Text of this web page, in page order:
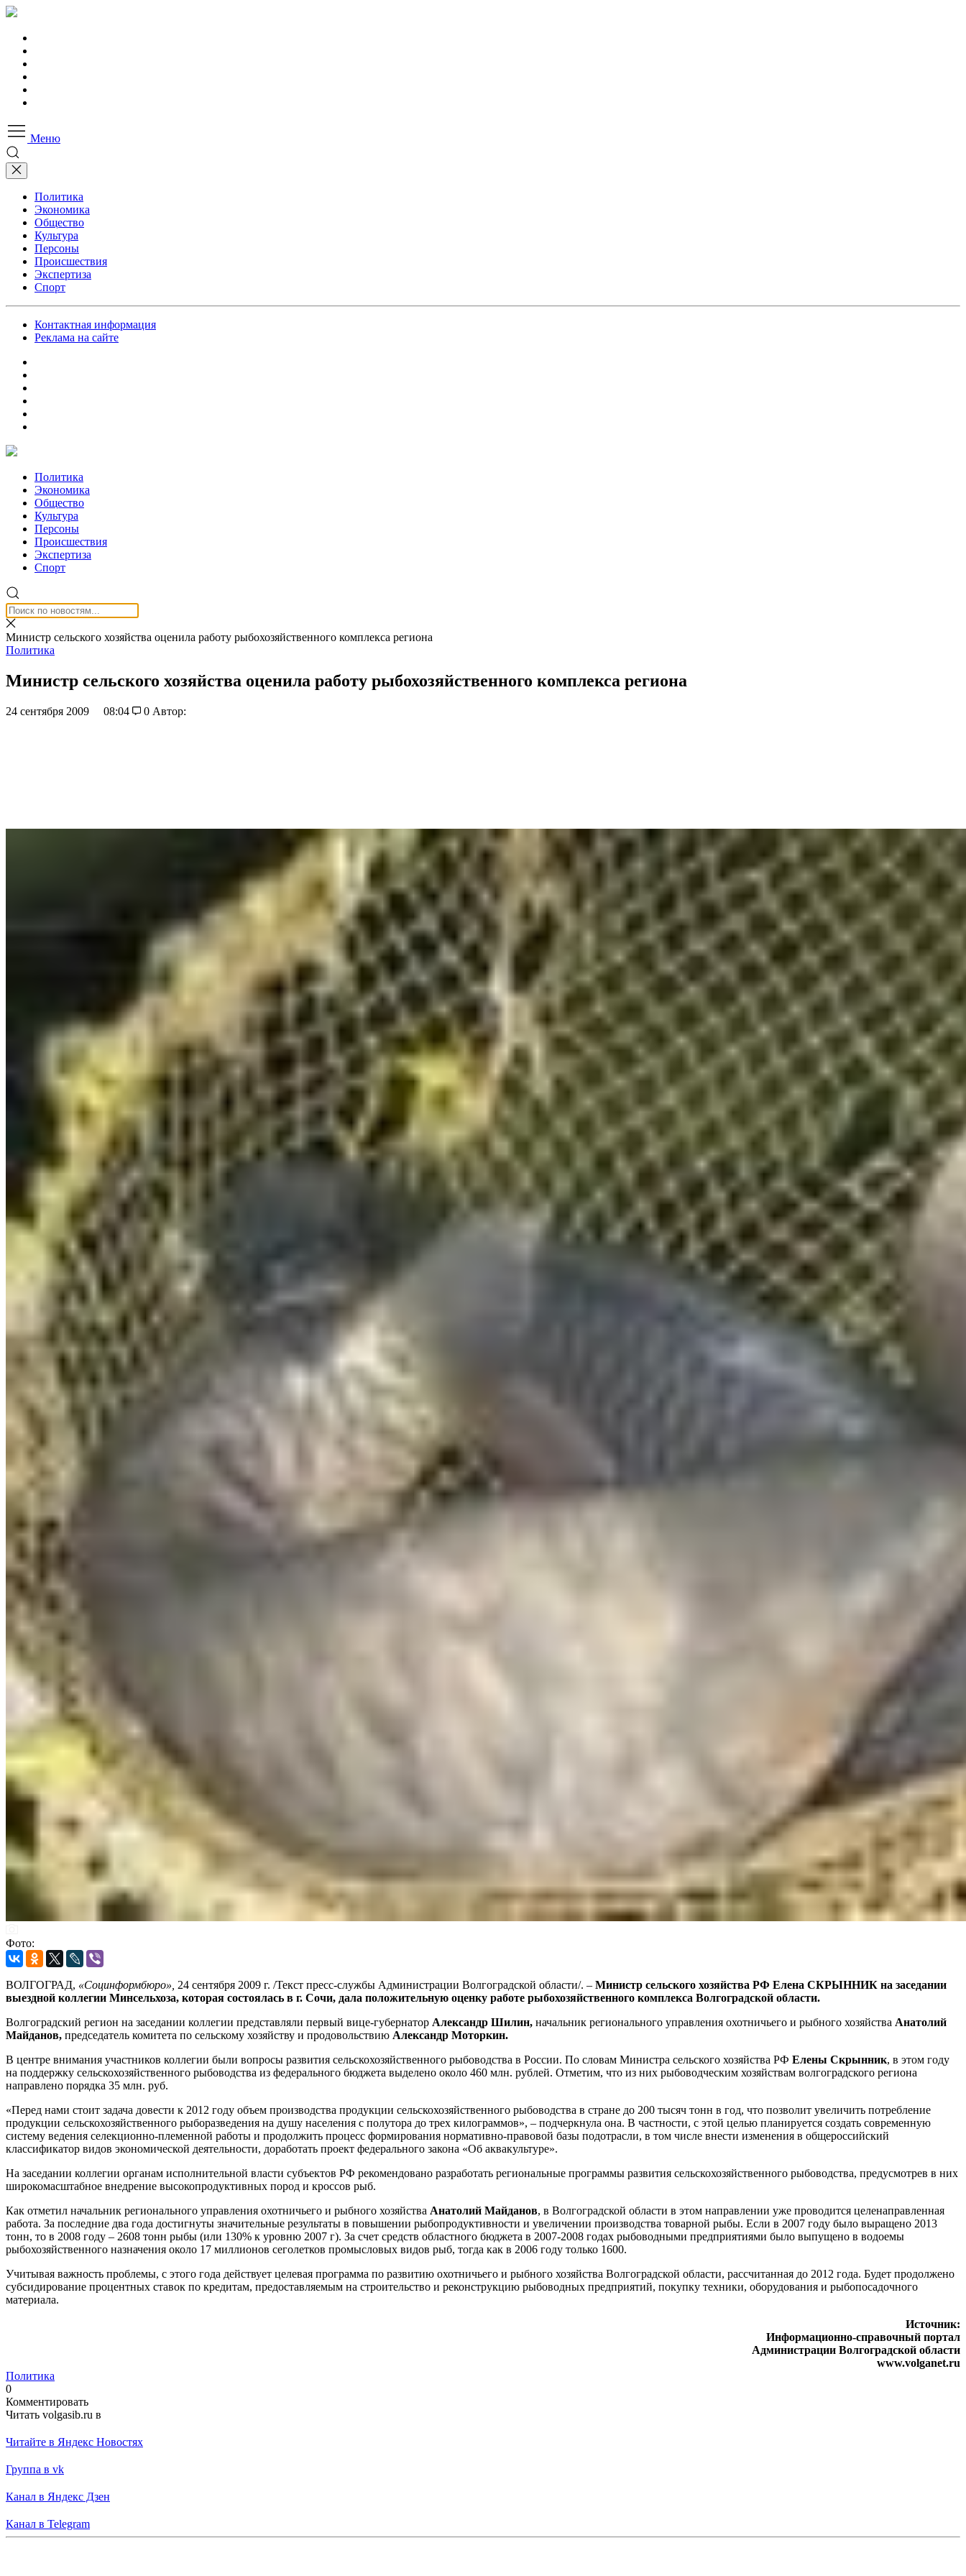
Меню
Политика
Экономика
Общество
Культура
Персоны
Происшествия
Экспертиза
Спорт
Контактная информация
Реклама на сайте
Политика
Экономика
Общество
Культура
Персоны
Происшествия
Экспертиза
Спорт
Министр сельского хозяйства оценила работу рыбохозяйственного комплекса региона
Политика
Министр сельского хозяйства оценила работу рыбохозяйственного комплекса региона
24 сентября 2009 08:04 0 Автор:
Фото:
ВОЛГОГРАД, «Социнформбюро», 24 сентября 2009 г. /Текст пресс-службы Администрации Волгоградской области/. – Министр сельского хозяйства РФ Елена СКРЫННИК на заседании
выездной коллегии Минсельхоза, которая состоялась в г. Сочи, дала положительную оценку работе рыбохозяйственного комплекса Волгоградской области.
Волгоградский регион на заседании коллегии представляли первый вице-губернатор Александр Шилин, начальник регионального управления охотничьего и рыбного хозяйства Анатолий
Майданов, председатель комитета по сельскому хозяйству и продовольствию Александр Моторкин.
В центре внимания участников коллегии были вопросы развития сельскохозяйственного рыбоводства в России. По словам Министра сельского хозяйства РФ Елены Скрынник, в этом году
на поддержку сельскохозяйственного рыбоводства из федерального бюджета выделено около 460 млн. рублей. Отметим, что из них рыбоводческим хозяйствам волгоградского региона
направлено порядка 35 млн. руб.
«Перед нами стоит задача довести к 2012 году объем производства продукции сельскохозяйственного рыбоводства в стране до 200 тысяч тонн в год, что позволит увеличить потребление
продукции сельскохозяйственного рыборазведения на душу населения с полутора до трех килограммов», – подчеркнула она. В частности, с этой целью планируется создать современную
систему ведения селекционно-племенной работы и продолжить процесс формирования нормативно-правовой базы подотрасли, в том числе внести изменения в общероссийский
классификатор видов экономической деятельности, доработать проект федерального закона «Об аквакультуре».
На заседании коллегии органам исполнительной власти субъектов РФ рекомендовано разработать региональные программы развития сельскохозяйственного рыбоводства, предусмотрев в них
широкомасштабное внедрение высокопродуктивных пород и кроссов рыб.
Как отметил начальник регионального управления охотничьего и рыбного хозяйства Анатолий Майданов, в Волгоградской области в этом направлении уже проводится целенаправленная
работа. За последние два года достигнуты значительные результаты в повышении рыбопродуктивности и увеличении производства товарной рыбы. Если в 2007 году было выращено 2013
тонн, то в 2008 году – 2608 тонн рыбы (или 130% к уровню 2007 г). За счет средств областного бюджета в 2007-2008 годах рыбоводными предприятиями было выпущено в водоемы
рыбохозяйственного назначения около 17 миллионов сеголетков промысловых видов рыб, тогда как в 2006 году только 1600.
Учитывая важность проблемы, с этого года действует целевая программа по развитию охотничьего и рыбного хозяйства Волгоградской области, рассчитанная до 2012 года. Будет продолжено
субсидирование процентных ставок по кредитам, предоставляемым на строительство и реконструкцию рыбоводных предприятий, покупку техники, оборудования и рыбопосадочного
материала.
Источник:
Информационно-справочный портал
Администрации Волгоградской области
www.volganet.ru
Политика
0
Комментировать
Читать volgasib.ru в
Читайте в Яндекс Новостях
Группа в vk
Канал в Яндекс Дзен
Канал в Telegram